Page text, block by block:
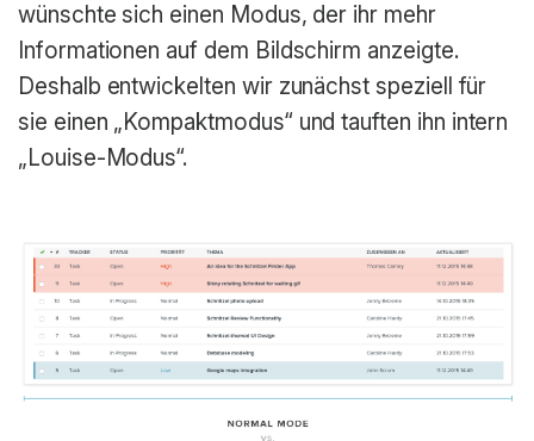
wünschte sich einen Modus, der ihr mehr
Informationen auf dem Bildschirm anzeigte.
Deshalb entwickelten wir zunächst speziell für
sie einen „Kompaktmodus“ und tauften ihn intern
„Louise-Modus“.